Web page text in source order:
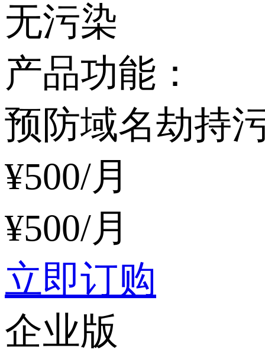
无污染
产品功能：
预防域名劫持
¥500/月
¥500/月
立即订购
企业版